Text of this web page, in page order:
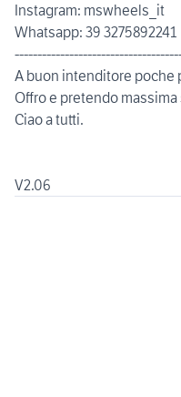
Instagram: mswheels_it
Whatsapp: 39 3275892241
A buon intenditore poche
Offro e pretendo massima
Ciao a tutti.